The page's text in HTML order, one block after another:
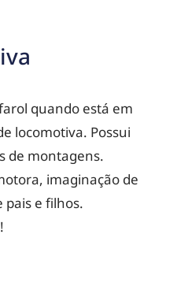
quando está em
locomotiva. Possui
de montagens.
imaginação de
e filhos.